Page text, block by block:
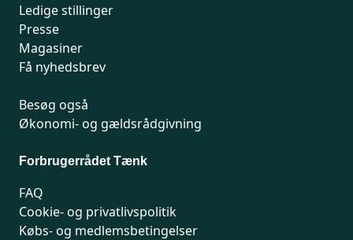
Ledige stillinger
Presse
Magasiner
Få nyhedsbrev
Besøg også
Økonomi- og gældsrådgivning
Forbrugerrådet Tænk
FAQ
Cookie- og privatlivspolitik
Købs- og medlemsbetingelser